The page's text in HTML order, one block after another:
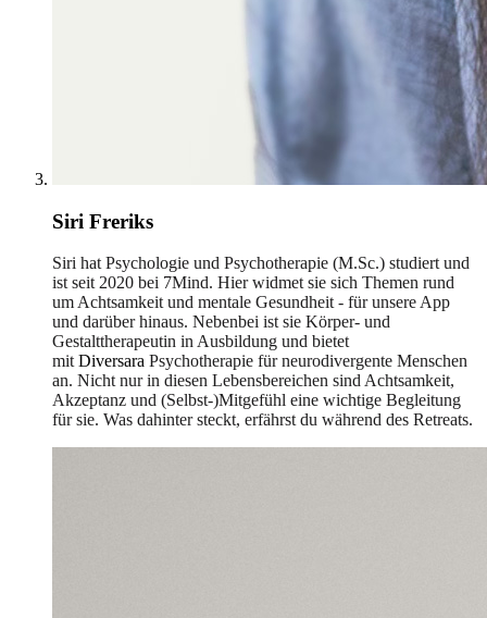
Siri Freriks
Siri hat Psychologie und Psychotherapie (M.Sc.) studiert und
ist seit 2020 bei 7Mind. Hier widmet sie sich Themen rund
um Achtsamkeit und mentale Gesundheit - für unsere App
und darüber hinaus. Nebenbei ist sie Körper- und
Gestalttherapeutin in Ausbildung und bietet
mit Diversara Psychotherapie für neurodivergente Menschen
an. Nicht nur in diesen Lebensbereichen sind Achtsamkeit,
Akzeptanz und (Selbst-)Mitgefühl eine wichtige Begleitung
für sie. Was dahinter steckt, erfährst du während des Retreats.